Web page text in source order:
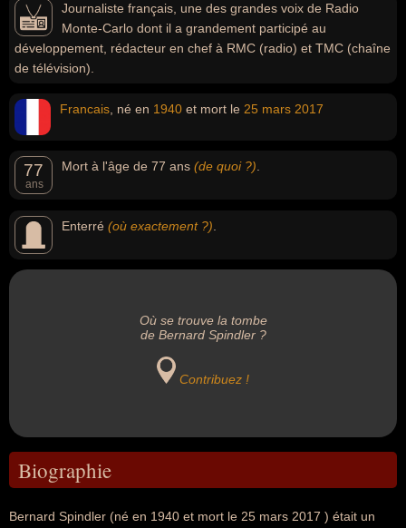
Journaliste français, une des grandes voix de Radio
Monte-Carlo dont il a grandement participé au
développement, rédacteur en chef à RMC (radio) et TMC (chaîne
de télévision).
Francais , né en 1940 et mort le 25 mars 2017
77
ans
Mort à l'âge de 77 ans (de quoi ?)
Enterré (où exactement ?)
Où se trouve la tombe
de Bernard Spindler ?
Contribuez !
Biographie
Bernard Spindler (né en 1940 et mort le 25 mars 2017 ) était un